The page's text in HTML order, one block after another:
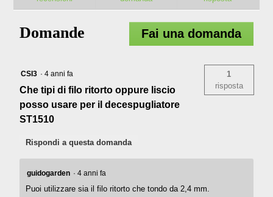
FILO
PER
STANDARD
BATTI
VAI
Domande Fai una domanda
CSI3 · 4 anni fa
Che tipi di filo ritorto oppure liscio
posso usare per il decespugliatore
ST1510
1
risposta
Rispondi a questa domanda
guidogarden · 4 anni fa
Puoi utilizzare sia il filo ritorto che tondo da 2,4 mm.